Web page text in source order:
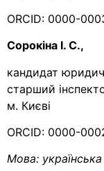
ORCID: 0000-
Сорокіна І. С.,
кандидат
старший
м. Києві
ORCID: 0000-
Мова: українська